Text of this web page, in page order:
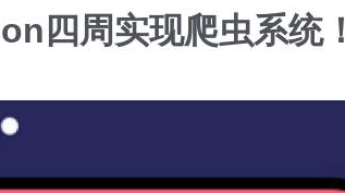
四周实现爬虫系统！